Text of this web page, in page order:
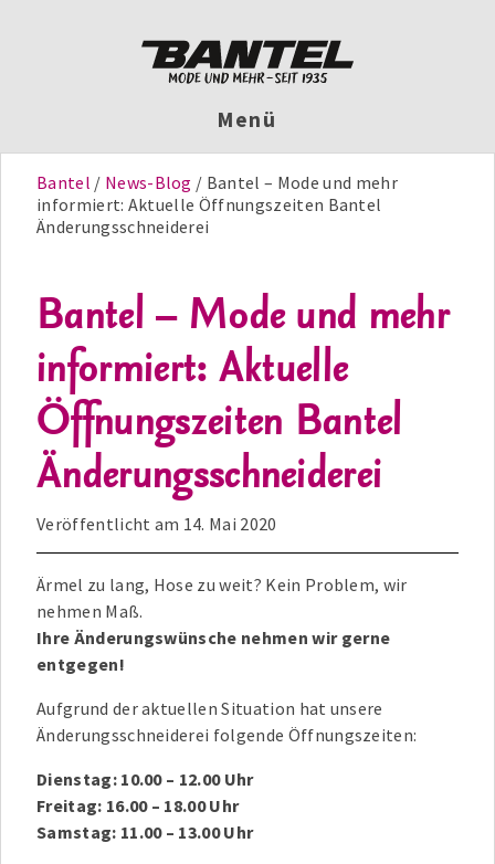
Menü
Bantel News-Blog
Bantel – Mode und mehr
informiert: Aktuelle Öffnungszeiten Bantel
Änderungsschneiderei
Bantel – Mode und mehr
informiert: Aktuelle
Öffnungszeiten Bantel
Änderungsschneiderei
Veröffentlicht am 14. Mai 2020
Ärmel zu lang, Hose zu weit? Kein Problem, wir
nehmen Maß.
Ihre Änderungswünsche nehmen wir gerne
entgegen!
Aufgrund der aktuellen Situation hat unsere
Änderungsschneiderei folgende Öffnungszeiten:
Dienstag: 10.00 – 12.00 Uhr
Freitag: 16.00 – 18.00 Uhr
Samstag: 11.00 – 13.00 Uhr